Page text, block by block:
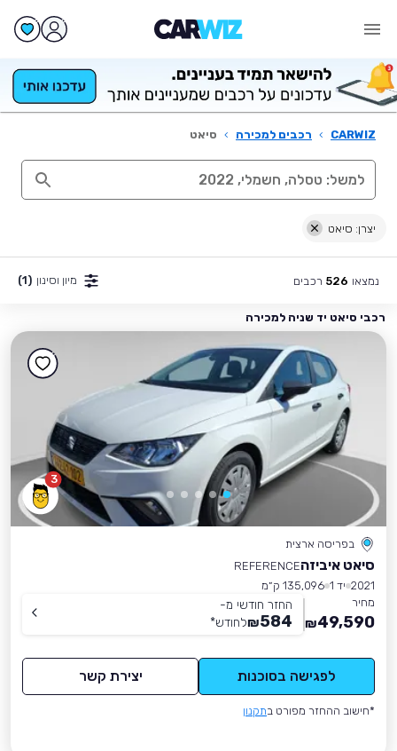
CARWIZ
› רכבים למכירה › סיאט
יצרן: סיאט
נמצאו 526 רכבים מיון וסינון (1)
רכבי סיאט יד שניה למכירה
3
בפריסה ארצית
סיאט איביזהREFERENCE
2021 יד 1
135,096 ק״מ
מחיר
49,590
₪
החזר חודשי מ-
584
₪לחודש*
לפגישה בסוכנות יצירת קשר
*חישוב ההחזר מפורט בתקנון